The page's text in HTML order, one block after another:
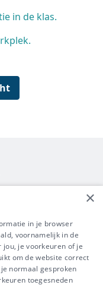
in de klas.
×
in je browser
voornamelijk in de
jou, je voorkeuren of je
om de website correct
normaal gesproken
toegesneden